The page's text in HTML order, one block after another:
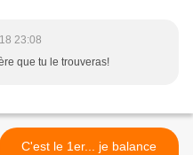
23:08
que tu le trouveras!
C'est le 1er... je balance